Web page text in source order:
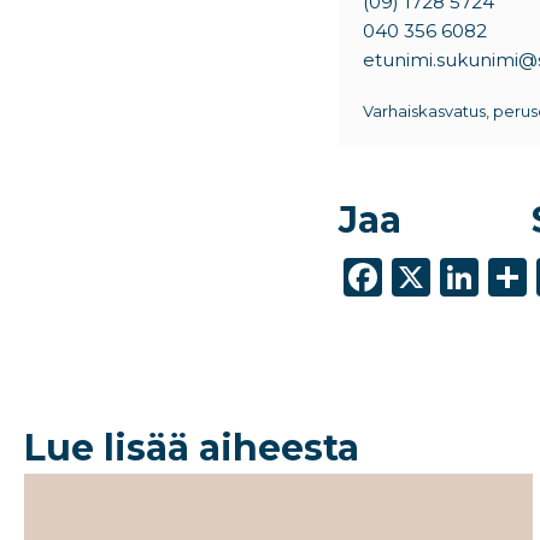
040 356 6082
Varhaiskasvatus,
Jaa
F
o
X Li
n
Lue lisää aiheesta